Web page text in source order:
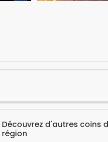
Découvrez d'autres coins
région